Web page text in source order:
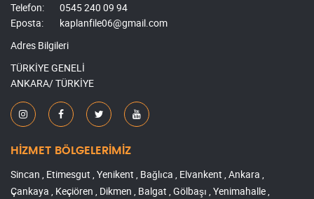
Telefon:
0545 240 09 94
Eposta:
kaplanfile06@gmail.com
Adres Bilgileri
TÜRKİYE GENELİ
ANKARA/ TÜRKİYE
HİZMET BÖLGELERİMİZ
Sincan , Etimesgut , Yenikent , Bağlıca , Elvankent , Ankara ,
Çankaya , Keçiören , Dikmen , Balgat , Gölbaşı , Yenimahalle ,